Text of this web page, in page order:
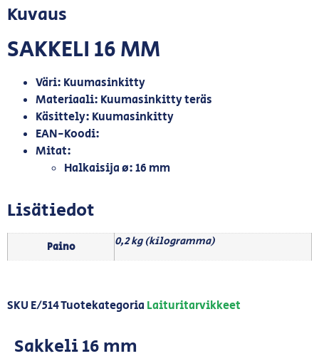
Kuvaus
SAKKELI 16 MM
Väri: Kuumasinkitty
Materiaali: Kuumasinkitty teräs
Käsittely: Kuumasinkitty
EAN-Koodi:
Mitat:
Halkaisija ø: 16 mm
Lisätiedot
Paino 0,2 kg (kilogramma)
SKU E/514Tuotekategoria Laituritarvikkeet
Sakkeli 16 mm